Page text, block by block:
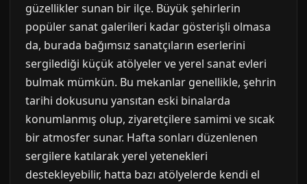
güzellikler sunan bir ilçe. Büyük şehirlerin
popüler sanat galerileri kadar gösterişli olmasa
da, burada bağımsız sanatçıların eserlerini
sergilediği küçük atölyeler ve yerel sanat evleri
bulmak mümkün. Bu mekanlar genellikle, şehrin
tarihi dokusunu yansıtan eski binalarda
konumlanmış olup, ziyaretçilere samimi ve sıcak
bir atmosfer sunar. Hafta sonları düzenlenen
sergilere katılarak yerel yetenekleri
destekleyebilir, hatta bazı atölyelerde kendi el